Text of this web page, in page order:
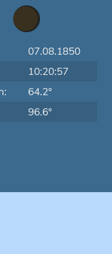
07.08.1850
10:20:57
64.2°
96.6°